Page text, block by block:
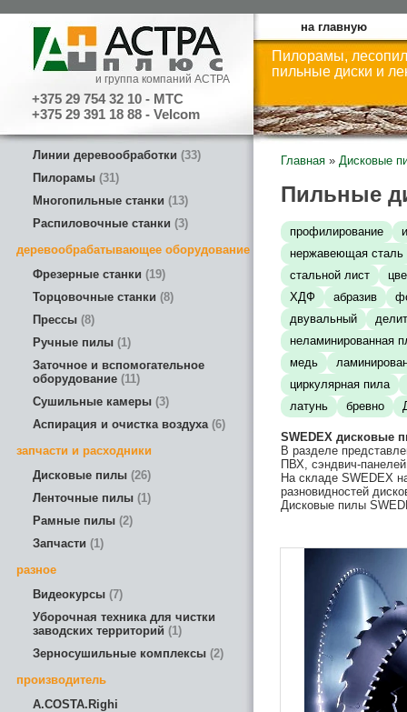
и группа компаний АСТРА
+375 29 754 32 10 - МТС
+375 29 391 18 88 - Velcom
на главную
Пилорамы,
пильные диски и
Линии деревообработки 33
Пилорамы 31
Многопильные станки
13
Распиловочные станки 3
деревообрабатывающее оборудование
Фрезерные станки
19
Торцовочные станки 8
Прессы 8
Ручные пилы 1
Заточное и вспомогательное
оборудование 11
Сушильные камеры 3
Аспирация и очистка воздуха 6
запчасти и расходники
Дисковые пилы 26
Ленточные пилы 1
Рамные пилы 2
Запчасти
1
разное
Видеокурсы 7
Уборочная техника для чистки
заводских территорий
1
Зерносушильные комплексы 2
производитель
A.COSTA.Righi
Главная » Дисковые
Пильные
профилирование
нержавеющая сталь
стальной лист
ХДФ
абразив
двувальный
неламинированная
медь
циркулярная пила
латунь
бревно
SWEDEX дисковые
В разделе
ПВХ, сэндвич-
На складе SWEDEX
разновидностей
Дисковые пилы